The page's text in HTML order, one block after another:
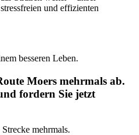
und effizienten
besseren Leben.
Moers mehrmals ab.
fordern Sie jetzt
mehrmals.